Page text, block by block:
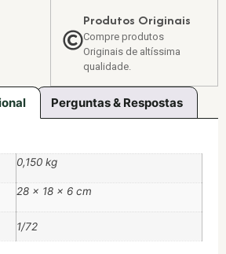
Produtos Originais
Compre produtos
Originais de altíssima
qualidade.
Perguntas & Respostas
0,150 kg
28 × 18 × 6 cm
1/72